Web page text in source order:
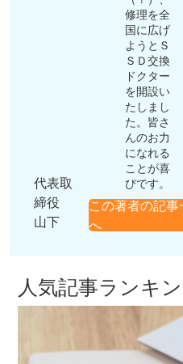
代表取
締役
山下
修理を全
国に広げ
ようとＳ
ＳＤ交換
ドクター
を開設い
たしまし
た。皆さ
んのお力
になれる
ことが喜
びです。
この著者の記事
へ
人気記事ランキ